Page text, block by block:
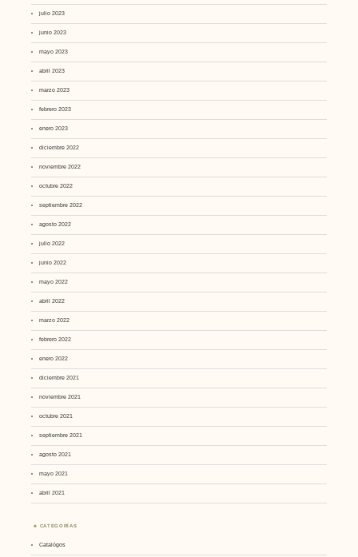
julio 2023
junio 2023
mayo 2023
abril 2023
marzo 2023
febrero 2023
enero 2023
diciembre 2022
noviembre 2022
octubre 2022
septiembre 2022
agosto 2022
julio 2022
junio 2022
mayo 2022
abril 2022
marzo 2022
febrero 2022
enero 2022
diciembre 2021
noviembre 2021
octubre 2021
septiembre 2021
agosto 2021
mayo 2021
abril 2021
CATEGORÍAS
Catalógos